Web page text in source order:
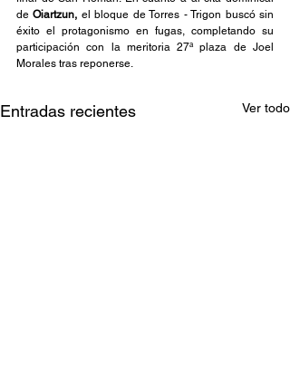
de Oiartzun, el bloque de Torres - Trigon buscó sin
éxito el protagonismo en fugas, completando su
participación con la meritoria 27ª plaza de Joel
Morales tras reponerse.
Entradas recientes Ver todo